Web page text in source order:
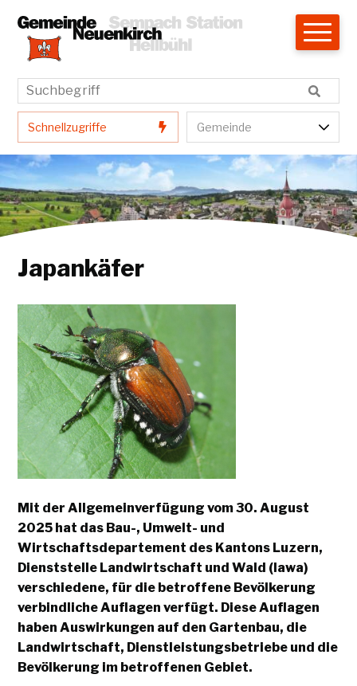
Navigieren in Neuenkirch
Suchbegriff
Suche
Schnellzugriffe
Schnellzugriffe Gemeinde
Hauptnavigation
Japankäfer
Mit der Allgemeinverfügung vom 30. August
2025 hat das Bau-, Umwelt- und
Wirtschaftsdepartement des Kantons Luzern,
Dienststelle Landwirtschaft und Wald (lawa)
verschiedene, für die betroffene Bevölkerung
verbindliche Auflagen verfügt. Diese Auflagen
haben Auswirkungen auf den Gartenbau, die
Landwirtschaft, Dienstleistungsbetriebe und die
Bevölkerung im betroffenen Gebiet.